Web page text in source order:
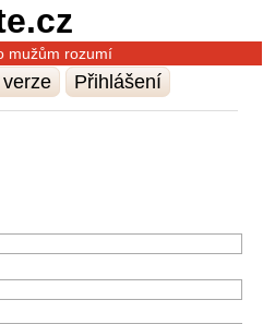
mužům rozumí
Přihlášení